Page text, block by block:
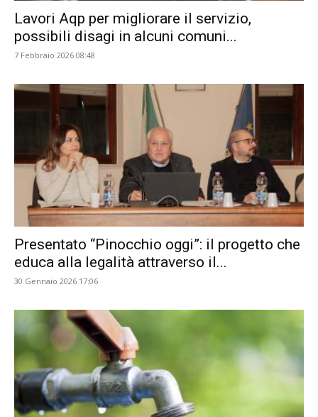
Lavori Aqp per migliorare il servizio,
possibili disagi in alcuni comuni...
7 Febbraio 2026 08:48
Presentato “Pinocchio oggi”: il progetto che
educa alla legalità attraverso il...
30 Gennaio 2026 17:06